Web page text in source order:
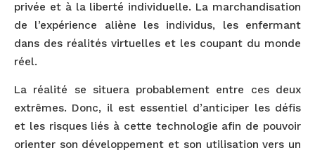
privée et à la liberté individuelle. La marchandisation
de l’expérience aliène les individus, les enfermant
dans des réalités virtuelles et les coupant du monde
réel.
La réalité se situera probablement entre ces deux
extrêmes. Donc, il est essentiel d’anticiper les défis
et les risques liés à cette technologie afin de pouvoir
orienter son développement et son utilisation vers un